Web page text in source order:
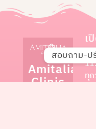
Amitalia
Clinic
เ
เ
ทุ
สอบถาม-ป